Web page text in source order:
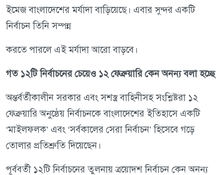
ইমেজ বাংলাদেশের মর্যাদা বাড়িয়েছে। এবার সুন্দর একটি
নির্বাচন তিনি সম্পন্ন
করতে পারলে এই মর্যাদা আরো বাড়বে।
গত ১২টি নির্বাচনের চেয়েও ১২ ফেব্রুয়ারি কেন অনন্য বলা হচ্ছে
অন্তর্বর্তীকালীন সরকার এবং সশস্ত্র বাহিনীসহ সংশ্লিষ্টরা ১২
ফেব্রুয়ারি অনুষ্ঠেয় নির্বাচনকে বাংলাদেশের ইতিহাসে একটি
‘মাইলফলক’ এবং ‘সর্বকালের সেরা নির্বাচন’ হিসেবে গড়ে
তোলার প্রতিশ্রুতি দিয়েছেন।
পূর্ববর্তী ১২টি নির্বাচনের তুলনায় ত্রয়োদশ নির্বাচন কেন অনন্য